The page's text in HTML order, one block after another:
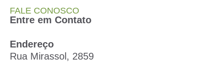
FALE CONOSCO
Entre em Contato
Endereço
Rua Mirassol, 2859